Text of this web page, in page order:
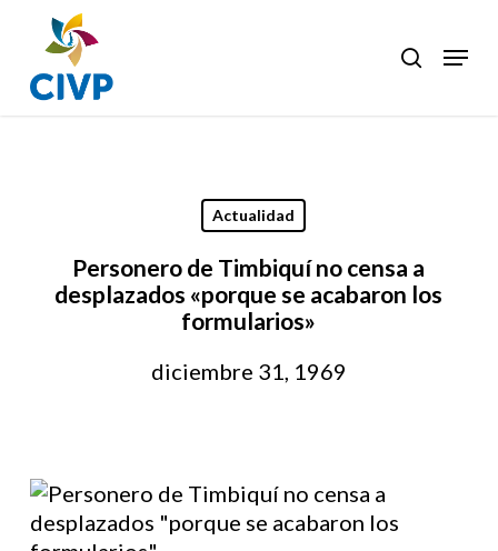
main
content
search
Menu
Actualidad
Personero de Timbiquí no censa a
desplazados «porque se acabaron los
formularios»
diciembre 31, 1969
Close